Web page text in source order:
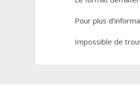
Pour plus
Impossible de